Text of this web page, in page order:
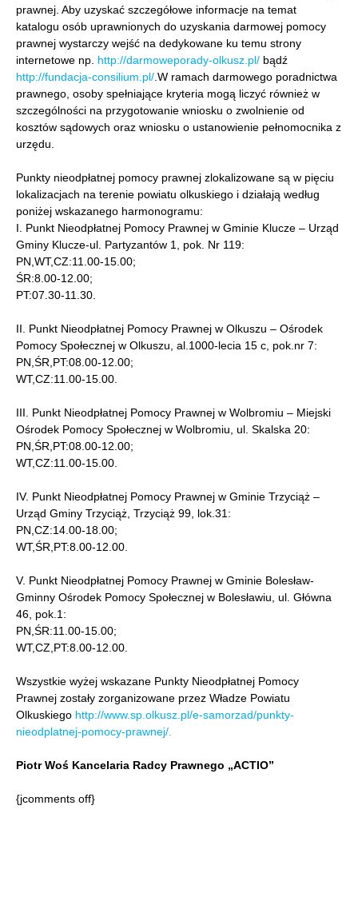
prawnej. Aby uzyskać szczegółowe informacje na temat
katalogu osób uprawnionych do uzyskania darmowej pomocy
prawnej wystarczy wejść na dedykowane ku temu strony
internetowe np. http://darmoweporady-olkusz.pl/ bądź
http://fundacja-consilium.pl/ .W ramach darmowego poradnictwa
prawnego, osoby spełniające kryteria mogą liczyć również w
szczególności na przygotowanie wniosku o zwolnienie od
kosztów sądowych oraz wniosku o ustanowienie pełnomocnika z
urzędu.
Punkty nieodpłatnej pomocy prawnej zlokalizowane są w pięciu
lokalizacjach na terenie powiatu olkuskiego i działają według
poniżej wskazanego harmonogramu:
I. Punkt Nieodpłatnej Pomocy Prawnej w Gminie Klucze – Urząd
Gminy Klucze-ul. Partyzantów 1, pok. Nr 119:
PN,WT,CZ:11.00-15.00;
ŚR:8.00-12.00;
PT:07.30-11.30.
II. Punkt Nieodpłatnej Pomocy Prawnej w Olkuszu – Ośrodek
Pomocy Społecznej w Olkuszu, al.1000-lecia 15 c, pok.nr 7:
PN,ŚR,PT:08.00-12.00;
WT,CZ:11.00-15.00.
III. Punkt Nieodpłatnej Pomocy Prawnej w Wolbromiu – Miejski
Ośrodek Pomocy Społecznej w Wolbromiu, ul. Skalska 20:
PN,ŚR,PT:08.00-12.00;
WT,CZ:11.00-15.00.
IV. Punkt Nieodpłatnej Pomocy Prawnej w Gminie Trzyciąż –
Urząd Gminy Trzyciąż, Trzyciąż 99, lok.31:
PN,CZ:14.00-18.00;
WT,ŚR,PT:8.00-12.00.
V. Punkt Nieodpłatnej Pomocy Prawnej w Gminie Bolesław-
Gminny Ośrodek Pomocy Społecznej w Bolesławiu, ul. Główna
46, pok.1:
PN,ŚR:11.00-15.00;
WT,CZ,PT:8.00-12.00.
Wszystkie wyżej wskazane Punkty Nieodpłatnej Pomocy
Prawnej zostały zorganizowane przez Władze Powiatu
Olkuskiego http://www.sp.olkusz.pl/e-samorzad/punkty-
nieodplatnej-pomocy-prawnej/
Piotr Woś Kancelaria Radcy Prawnego „ACTIO”
{jcomments off}